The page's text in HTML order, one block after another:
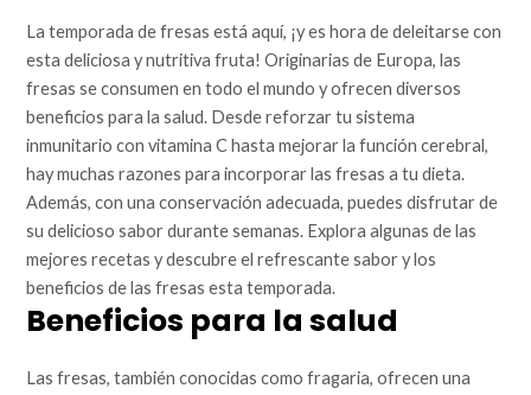
La temporada de fresas está aquí, ¡y es hora de deleitarse con
esta deliciosa y nutritiva fruta! Originarias de Europa, las
fresas se consumen en todo el mundo y ofrecen diversos
beneficios para la salud. Desde reforzar tu sistema
inmunitario con vitamina C hasta mejorar la función cerebral,
hay muchas razones para incorporar las fresas a tu dieta.
Además, con una conservación adecuada, puedes disfrutar de
su delicioso sabor durante semanas. Explora algunas de las
mejores recetas y descubre el refrescante sabor y los
beneficios de las fresas esta temporada.
Beneficios para la salud
Las fresas, también conocidas como fragaria, ofrecen una